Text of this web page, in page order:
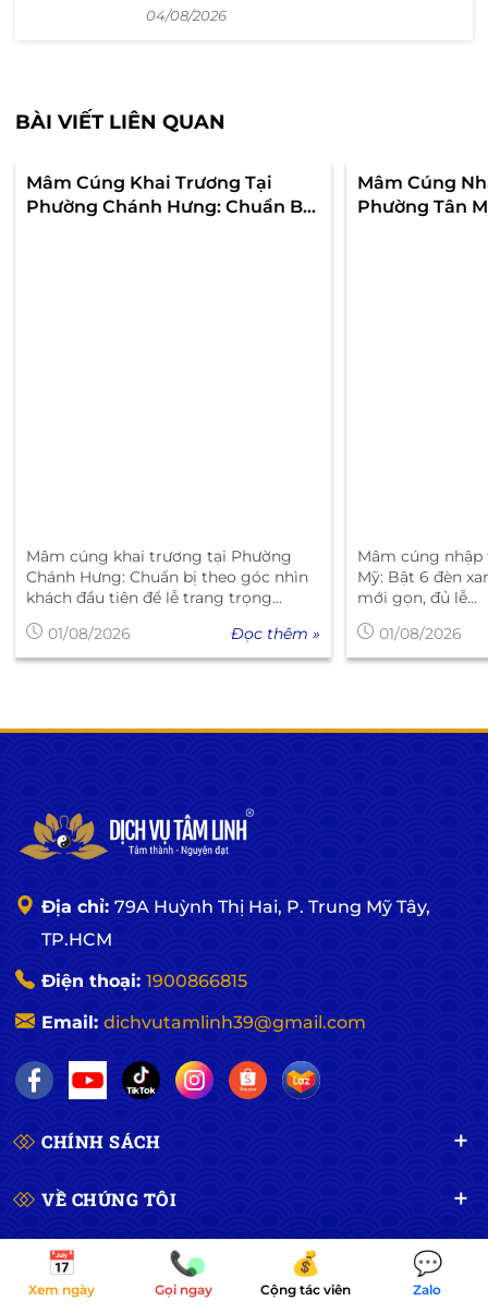
04/08/2026
BÀI VIẾT LIÊN QUAN
Mâm Cúng Khai Trương Tại
Phường Chánh Hưng: Chuẩn Bị
Mâm cúng khai trương tại Phường
Chánh Hưng: Chuẩn bị theo góc nhìn
khách đầu tiên để lễ trang trọng...
01/08/2026
Đọc thêm »
Mâm Cúng
Phường Tân
Mâm cúng
Mỹ: Bật 6 đèn
mới gọn, đủ lễ...
01/08/2026
Địa chỉ: 79A Huỳnh Thị Hai, P. Trung Mỹ Tây,
TP.HCM
Điện thoại: 1900866815
Email: dichvutamlinh39@gmail.com
CHÍNH SÁCH
VỀ CHÚNG TÔI
HỖ TRỢ THANH TOÁN
📅
Xem ngày
📞
Gọi ngay
💰
Cộng tác viên
💬
Zalo